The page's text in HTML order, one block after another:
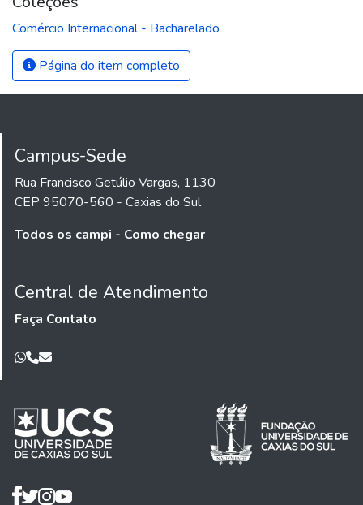
Comércio Internacional - Bacharelado
Página do item completo
Campus-Sede
Rua Francisco Getúlio Vargas, 1130
CEP 95070-560 - Caxias do Sul
Todos os campi - Como chegar
Central de Atendimento
Faça Contato